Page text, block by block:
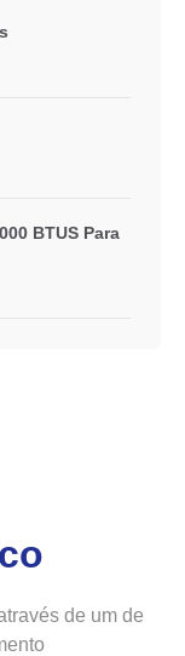
BTUS Para
de um de